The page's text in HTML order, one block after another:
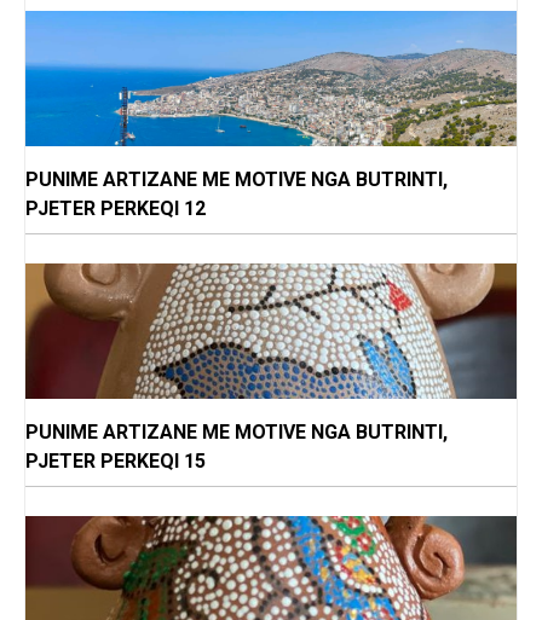
PUNIME ARTIZANE ME MOTIVE NGA BUTRINTI,
PJETER PERKEQI 12
PUNIME ARTIZANE ME MOTIVE NGA BUTRINTI,
PJETER PERKEQI 15